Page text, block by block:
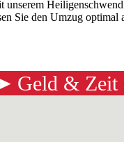
Sie den Umzug optimal
Geld & Zeit